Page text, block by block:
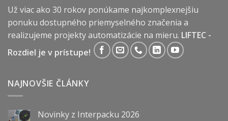
Už viac ako 30 rokov ponúkame najkomplexnejšiu
ponuku dostupného priemyselného značenia a
realizujeme projekty automatizácie na mieru. LIFTEC -
Rozdiel je v prístupe!
NAJNOVŠIE ČLÁNKY
Novinky z Interpacku 2026